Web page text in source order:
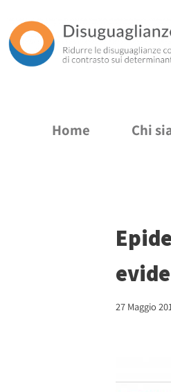
Vai
al
Home Chi
27 Maggio